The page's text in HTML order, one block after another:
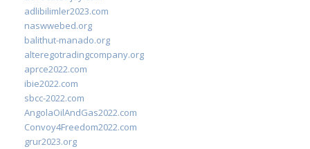
adlibilimler2023.com
naswwebed.org
balithut-manado.org
alteregotradingcompany.org
aprce2022.com
ibie2022.com
sbcc-2022.com
AngolaOilAndGas2022.com
Convoy4Freedom2022.com
grur2023.org